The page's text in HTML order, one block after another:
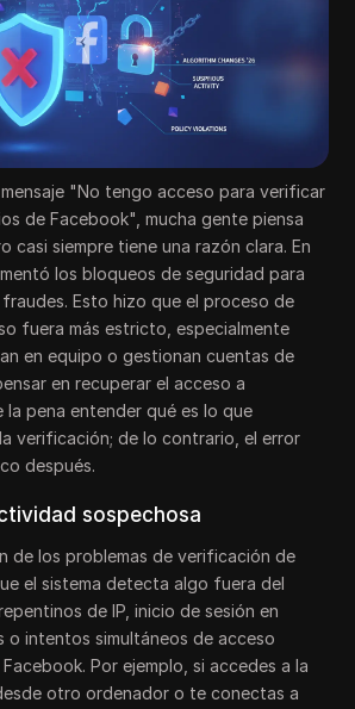
"No tengo acceso para verificar
de Facebook", mucha gente piensa
casi siempre tiene una razón clara. En
los bloqueos de seguridad para
Esto hizo que el proceso de
fuera más estricto, especialmente
en equipo o gestionan cuentas de
en recuperar el acceso a
la pena entender qué es lo que
verificación; de lo contrario, el error
después.
sospechosa
de los problemas de verificación de
el sistema detecta algo fuera del
de IP, inicio de sesión en
o intentos simultáneos de acceso
Por ejemplo, si accedes a la
otro ordenador o te conectas a